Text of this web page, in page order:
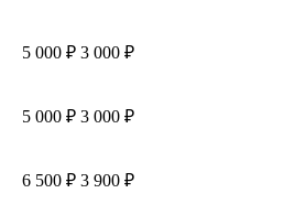
5 000 ₽ 3 000 ₽
5 000 ₽ 3 000 ₽
6 500 ₽ 3 900 ₽